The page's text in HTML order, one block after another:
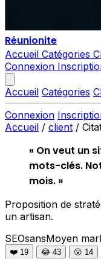
Réunionite
Accueil Catégories
Connexion
Accueil Catégories
Connexion
Accueil / client /
« On veut un
mots-clés.
mois. »
Proposition de
un artisan.
SEOsansMoyen
❤️ 19 😂 43 😮 14